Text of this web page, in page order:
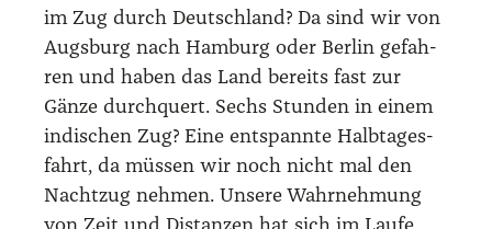
im Zug durch Deutsch­land? Da sind wir von
Augs­burg nach Ham­burg oder Ber­lin gefah­
ren und haben das Land bereits fast zur
Gän­ze durch­quert. Sechs Stun­den in einem
indi­schen Zug? Eine ent­spann­te Halb­ta­ges­
fahrt, da müs­sen wir noch nicht mal den
Nacht­zug neh­men. Unse­re Wahr­neh­mung